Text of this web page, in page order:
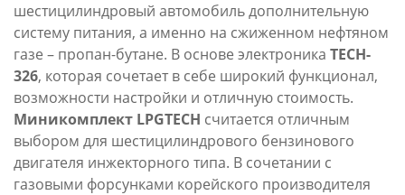
шестицилиндровый автомобиль дополнительную
систему питания, а именно на сжиженном нефтяном
газе – пропан-бутане. В основе электроника TECH-
326, которая сочетает в себе широкий функционал,
возможности настройки и отличную стоимость.
Миникомплект LPGTECH считается отличным
выбором для шестицилиндрового бензинового
двигателя инжекторного типа. В сочетании с
газовыми форсунками корейского производителя